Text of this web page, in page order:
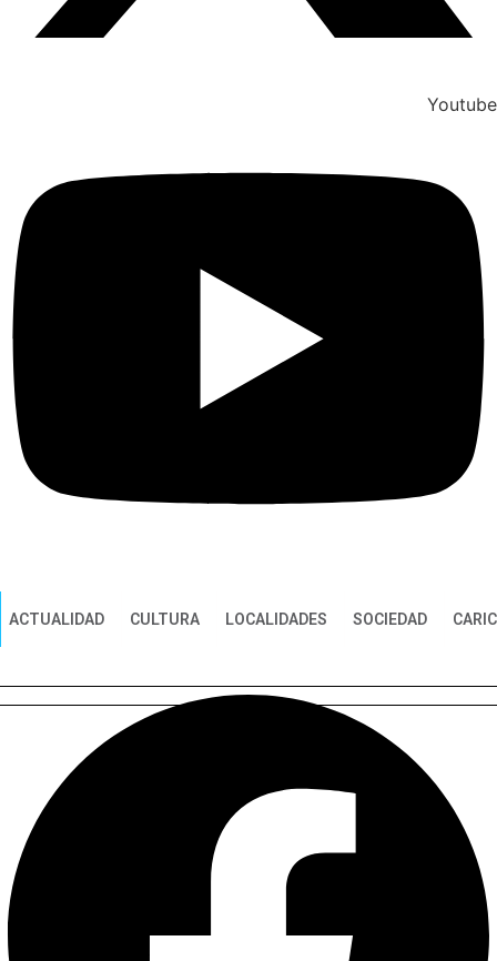
Youtube
ACTUALIDAD CULTURA LOCALIDADES SOCIEDAD